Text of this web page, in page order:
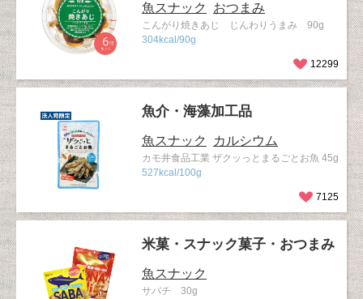
魚スナック おつまみ
こんがり焼きあじ じんわりうまみ 90g
304kcal/90g
12299
魚介・海藻加工品
魚スナック カルシウム
カモ井食品工業 ザクッっとまるごとお魚 45g
527kcal/100g
7125
米菓・スナック菓子・おつまみ
魚スナック
サバチ 30g